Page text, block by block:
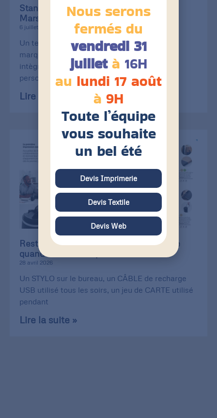
Stanley/Stella débarque chez Print of
Marseille
6 juillet 2026
Un textile éco-responsable, une qualité de
marquage au top. La célèbre Stanley/Stella
intègre notre catalogue de textiles
personnalisables. Cette collaboration
Lire la suite »
Restez présents chez vos clients, même
quand vous n’êtes pas là !
28 avril 2026
Un STYLO sur le bureau, un CÂBLE de recharge
USB utilisé tous les soirs, un jeu de CARTE utilisé
pendant
Lire la suite »
Nous serons
fermés du
vendredi 31
juilletà 16H
au lundi 17 août
à 9H
Toute l’équipe
vous souhaite
un bel été
Devis Imprimerie
Devis Textile
Devis Web